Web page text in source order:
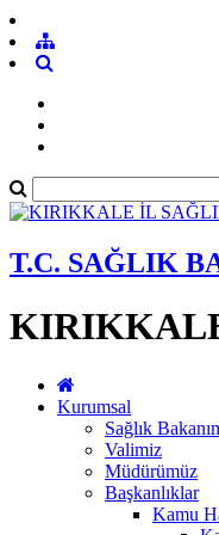
T.C. SAĞLIK
Kurumsal
Sağlık
Valimiz
Müdürümüz
Başkanlıklar
Kamu